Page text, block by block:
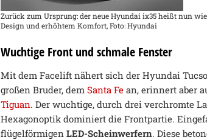
Zurück zum Ursprung: der neue Hyundai ix35 heißt nun
Design und erhöhtem Komfort, Foto: Hyundai
Wuchtige Front und schmale Fenster
Mit dem Facelift nähert sich der Hyundai
großen Bruder, demSanta Fe an, erinnert aber
Tiguan. Der wuchtige, durch drei verchromte
Hexagonoptik dominiert die Frontpartie.
flügelförmigenLED-Scheinwerfern. Diese